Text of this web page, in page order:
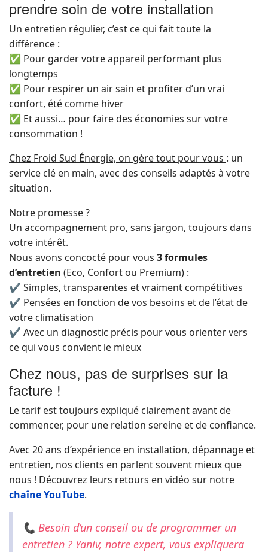
prendre soin de votre installation
Un entretien régulier, c’est ce qui fait toute la
différence :
✅ Pour garder votre appareil performant plus
longtemps
✅ Pour respirer un air sain et profiter d’un vrai
confort, été comme hiver
✅ Et aussi… pour faire des économies sur votre
consommation !
Chez Froid Sud Énergie, on gère tout pour vous : un
service clé en main, avec des conseils adaptés à votre
situation.
Notre promesse?
Un accompagnement pro, sans jargon, toujours dans
votre intérêt.
Nous avons concocté pour vous 3 formules
d’entretien (Eco, Confort ou Premium) :
✔ Simples, transparentes et vraiment compétitives
✔ Pensées en fonction de vos besoins et de l’état de
votre climatisation
✔ Avec un diagnostic précis pour vous orienter vers
ce qui vous convient le mieux
Chez nous, pas de surprises sur la
facture !
Le tarif est toujours expliqué clairement avant de
commencer, pour une relation sereine et de confiance.
Avec 20 ans d’expérience en installation, dépannage et
entretien, nos clients en parlent souvent mieux que
nous ! Découvrez leurs retours en vidéo sur notre
chaîne YouTube.
📞 Besoin d’un conseil ou de programmer un
entretien ? Yaniv, notre expert, vous expliquera